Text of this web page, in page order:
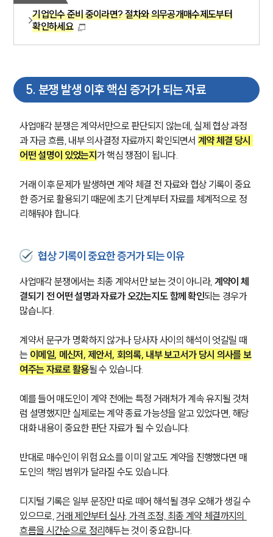
M&A전문변호사
언론보도
공지사항
법률서식
뉴스레터/브로슈어
세미나
대륜법률상담예약
기업인수 준비 중이라면? 절차와 의무공개매수제도부터
확인하세요
5. 분쟁 발생 이후 핵심 증거가 되는 자료
사업매각 분쟁은 계약서만으로 판단되지 않는데, 실제 협상 과정
과 자금 흐름, 내부 의사결정 자료까지 확인되면서 계약 체결 당시
어떤 설명이 있었는지가 핵심 쟁점이 됩니다.
거래 이후 문제가 발생하면 계약 체결 전 자료와 협상 기록이 중요
한 증거로 활용되기 때문에 초기 단계부터 자료를 체계적으로 정
리해둬야 합니다.
협상 기록이 중요한 증거가 되는 이유
사업매각 분쟁에서는 최종 계약서만 보는 것이 아니라, 계약이 체
결되기 전 어떤 설명과 자료가 오갔는지도 함께 확인되는 경우가
많습니다.
계약서 문구가 명확하지 않거나 당사자 사이의 해석이 엇갈릴 때
는 이메일, 메신저, 제안서, 회의록, 내부 보고서가 당시 의사를 보
여주는 자료로 활용될 수 있습니다.
예를 들어 매도인이 계약 전에는 특정 거래처가 계속 유지될 것처
럼 설명했지만 실제로는 계약 종료 가능성을 알고 있었다면, 해당
대화 내용이 중요한 판단 자료가 될 수 있습니다.
반대로 매수인이 위험 요소를 이미 알고도 계약을 진행했다면 매
도인의 책임 범위가 달라질 수도 있습니다.
디지털 기록은 일부 문장만 따로 떼어 해석될 경우 오해가 생길 수
있으므로, 거래 제안부터 실사, 가격 조정, 최종 계약 체결까지의
흐름을 시간순으로 정리해두는 것이 중요합니다.